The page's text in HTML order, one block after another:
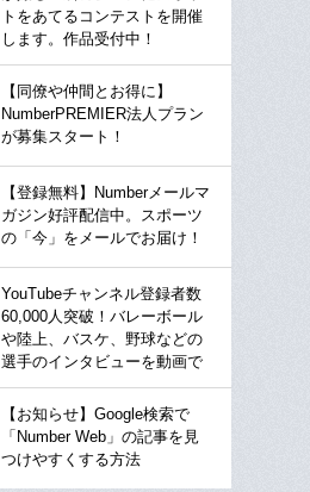
トをあてるコンテストを開催
します。作品受付中！
【同僚や仲間とお得に】
NumberPREMIER法人プラン
が募集スタート！
【登録無料】Numberメールマ
ガジン好評配信中。スポーツ
の「今」をメールでお届け！
YouTubeチャンネル登録者数
60,000人突破！バレーボール
や陸上、バスケ、野球などの
選手のインタビューを動画で
【お知らせ】Google検索で
「Number Web」の記事を見
つけやすくする方法